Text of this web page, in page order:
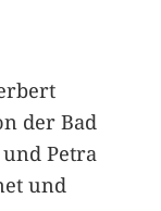
der Bad
Petra
und